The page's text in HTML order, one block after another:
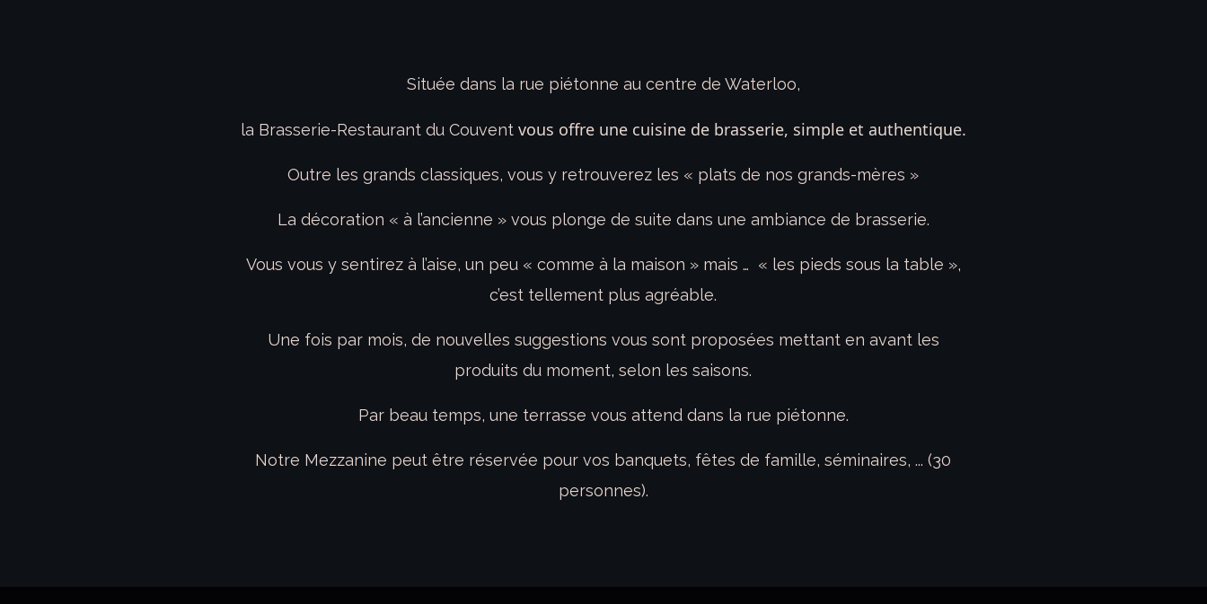
Située dans la rue piétonne au centre de Waterloo,
la Brasserie-Restaurant du Couvent vous offre une cuisine de brasserie, simple et authentique.
Outre les grands classiques, vous y retrouverez les « plats de nos grands-mères »
La décoration « à l’ancienne » vous plonge de suite dans une ambiance de brasserie.
Vous vous y sentirez à l’aise, un peu « comme à la maison » mais … « les pieds sous la table »,
c’est tellement plus agréable.
Une fois par mois, de nouvelles suggestions vous sont proposées mettant en avant les
produits du moment, selon les saisons.
Par beau temps, une terrasse vous attend dans la rue piétonne.
Notre Mezzanine peut être réservée pour vos banquets, fêtes de famille, séminaires, ... (30
personnes).